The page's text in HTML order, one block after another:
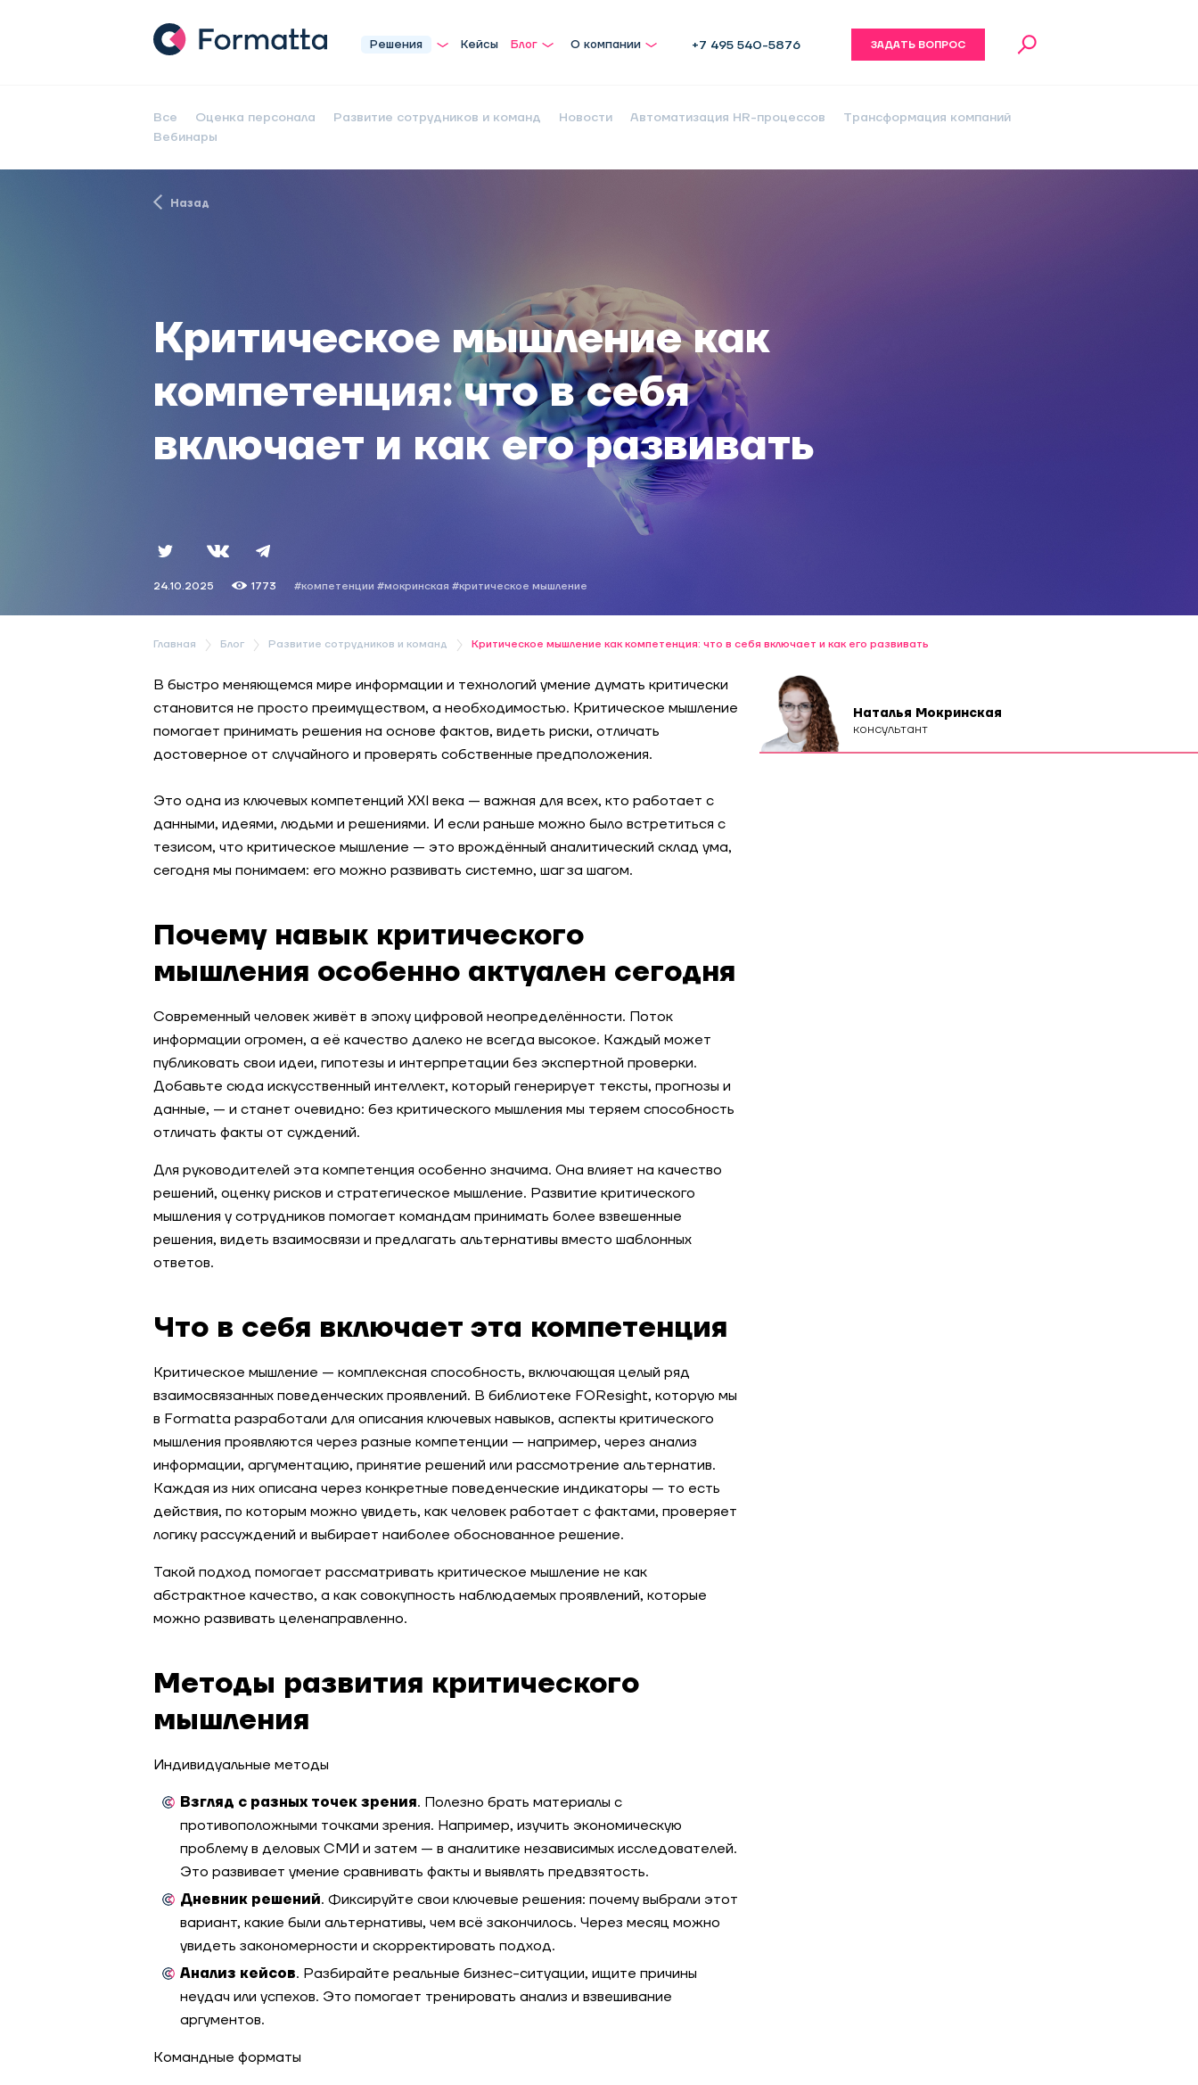
Решения Кейсы Блог О компании +7 495 540-5876 ЗАДАТЬ ВОПРОС
Все Оценка персонала Развитие сотрудников и команд Новости Автоматизация HR-процессов
Трансформация компаний
Вебинары
Назад
Критическое мышление как
компетенция: что в себя
включает и как его развивать
24.10.2025 1773 #компетенции #мокринская #критическое мышление
Главная Блог Развитие сотрудников и команд Критическое мышление как компетенция: что в себя включает и как его развивать
Наталья Мокринская
консультант
В быстро меняющемся мире информации и технологий умение думать критически
становится не просто преимуществом, а необходимостью. Критическое мышление
помогает принимать решения на основе фактов, видеть риски, отличать
достоверное от случайного и проверять собственные предположения.
Это одна из ключевых компетенций XXI века — важная для всех, кто работает с
данными, идеями, людьми и решениями. И если раньше можно было встретиться с
тезисом, что критическое мышление — это врождённый аналитический склад ума,
сегодня мы понимаем: его можно развивать системно, шаг за шагом.
Почему навык критического
мышления особенно актуален сегодня
Современный человек живёт в эпоху цифровой неопределённости. Поток
информации огромен, а её качество далеко не всегда высокое. Каждый может
публиковать свои идеи, гипотезы и интерпретации без экспертной проверки.
Добавьте сюда искусственный интеллект, который генерирует тексты, прогнозы и
данные, — и станет очевидно: без критического мышления мы теряем способность
отличать факты от суждений.
Для руководителей эта компетенция особенно значима. Она влияет на качество
решений, оценку рисков и стратегическое мышление. Развитие критического
мышления у сотрудников помогает командам принимать более взвешенные
решения, видеть взаимосвязи и предлагать альтернативы вместо шаблонных
ответов.
Что в себя включает эта компетенция
Критическое мышление — комплексная способность, включающая целый ряд
взаимосвязанных поведенческих проявлений. В библиотеке FOResight, которую мы
в Formatta разработали для описания ключевых навыков, аспекты критического
мышления проявляются через разные компетенции — например, через анализ
информации, аргументацию, принятие решений или рассмотрение альтернатив.
Каждая из них описана через конкретные поведенческие индикаторы — то есть
действия, по которым можно увидеть, как человек работает с фактами, проверяет
логику рассуждений и выбирает наиболее обоснованное решение.
Такой подход помогает рассматривать критическое мышление не как
абстрактное качество, а как совокупность наблюдаемых проявлений, которые
можно развивать целенаправленно.
Методы развития критического
мышления
Индивидуальные методы
Взгляд с разных точек зрения. Полезно брать материалы с
противоположными точками зрения. Например, изучить экономическую
проблему в деловых СМИ и затем — в аналитике независимых исследователей.
Это развивает умение сравнивать факты и выявлять предвзятость.
Дневник решений. Фиксируйте свои ключевые решения: почему выбрали этот
вариант, какие были альтернативы, чем всё закончилось. Через месяц можно
увидеть закономерности и скорректировать подход.
Анализ кейсов. Разбирайте реальные бизнес-ситуации, ищите причины
неудач или успехов. Это помогает тренировать анализ и взвешивание
аргументов.
Командные форматы